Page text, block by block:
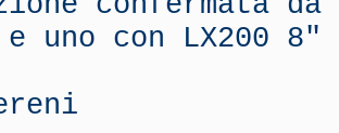
e uno con LX200 8"